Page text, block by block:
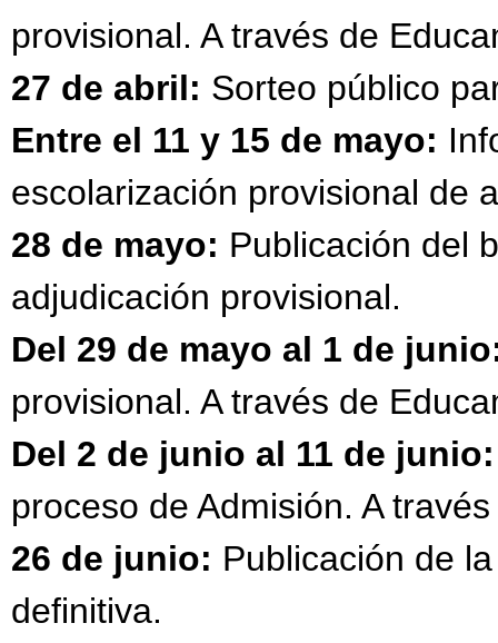
provisional. A través de
27 de abril: Sorteo público
Entre el 11 y 15 de mayo:
escolarización provisional de
28 de mayo: Publicación del
adjudicación provisional.
Del 29 de mayo al 1 de
provisional. A través de
Del 2 de junio al 11 de junio:
proceso de Admisión. A
26 de junio: Publicación de
definitiva.